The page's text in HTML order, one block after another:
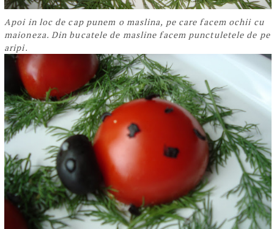
Apoi in loc de cap punem o maslina, pe care facem ochii cu
maioneza. Din bucatele de masline facem punctuletele de pe
aripi.